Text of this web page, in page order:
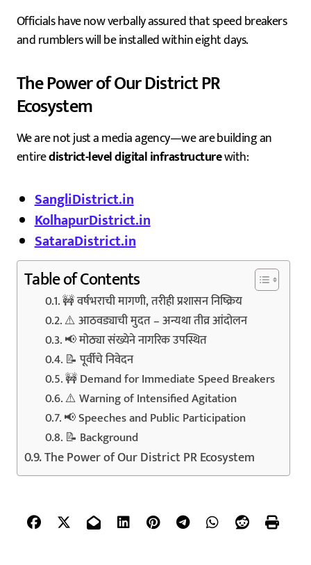
Officials have now verbally assured that speed breakers
and rumblers will be installed within eight days.
The Power of Our District PR
Ecosystem
We are not just a media agency—we are building an
entiredistrict-level digital infrastructurewith:
SangliDistrict.in
KolhapurDistrict.in
SataraDistrict.in
Table of Contents
🚧 वर्षभराची मागणी, तरीही प्रशासन निष्क्रिय
⚠️ आठवड्याची मुदत – अन्यथा तीव्र आंदोलन
📢 मोठ्या संख्येने नागरिक उपस्थित
📝 पूर्वीचे निवेदन
🚧 Demand for Immediate Speed Breakers
⚠️ Warning of Intensified Agitation
📢 Speeches and Public Participation
📝 Background
The Power of Our District PR Ecosystem